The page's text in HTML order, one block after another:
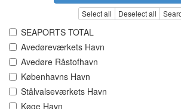
Select all Deselect all
SEAPORTS TOTAL
Avedøreværkets Havn
Avedøre Råstofhavn
Københavns Havn
Stålvalseværkets Havn
Køge Havn